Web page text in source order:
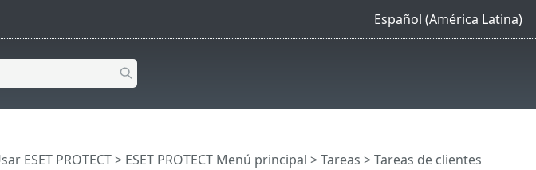
Español (América Latina)
ESET PROTECT> ESET PROTECT Menú principal >Tareas >Tareas de clientes